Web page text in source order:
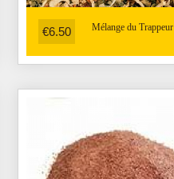
€6.50 Mélange du Trappeur